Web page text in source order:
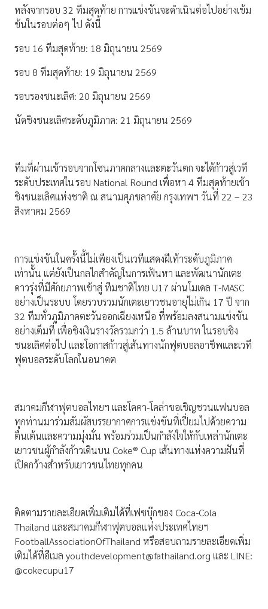
หลังจากรอบ 32 ทีมสุดท้าย การแข่งขันจะดำเนินต่อไปอย่างเข้ม
ข้นในรอบต่อๆ ไป ดังนี้
รอบ 16 ทีมสุดท้าย: 18 มิถุนายน 2569
รอบ 8 ทีมสุดท้าย: 19 มิถุนายน 2569
รอบรองชนะเลิศ: 20 มิถุนายน 2569
นัดชิงชนะเลิศระดับภูมิภาค: 21 มิถุนายน 2569
ทีมที่ผ่านเข้ารอบจากโซนภาคกลางและตะวันตก จะได้ก้าวสู่เวที
ระดับประเทศใน รอบ National Round เพื่อหา 4 ทีมสุดท้ายเข้า
ชิงชนะเลิศแห่งชาติ ณ สนามศุภชลาศัย กรุงเทพฯ วันที่ 22 – 23
สิงหาคม 2569
การแข่งขันในครั้งนี้ไม่เพียงเป็นเวทีแสดงฝีเท้าระดับภูมิภาค
เท่านั้น แต่ยังเป็นกลไกสำคัญในการเฟ้นหา และพัฒนานักเตะ
ดาวรุ่งที่มีศักยภาพเข้าสู่ ทีมชาติไทย U17 ผ่านโมเดล T-MASC
อย่างเป็นระบบ โดยรวบรวมนักเตะเยาวชนอายุไม่เกิน 17 ปี จาก
32 ทีมทั่วภูมิภาคตะวันออกเฉียงเหนือ ที่พร้อมลงสนามแข่งขัน
อย่างเต็มที่ เพื่อชิงเงินรางวัลรวมกว่า 1.5 ล้านบาท ในรอบชิง
ชนะเลิศต่อไป และโอกาสก้าวสู่เส้นทางนักฟุตบอลอาชีพและเวที
ฟุตบอลระดับโลกในอนาคต
สมาคมกีฬาฟุตบอลไทยฯ และโคคา-โคล่าขอเชิญชวนแฟนบอล
ทุกท่านมาร่วมสัมผัสบรรยากาศการแข่งขันที่เปี่ยมไปด้วยความ
ตื่นเต้นและความมุ่งมั่น พร้อมร่วมเป็นกำลังใจให้กับเหล่านักเตะ
เยาวชนผู้กำลังก้าวเดินบน Coke® Cup เส้นทางแห่งความฝันที่
เปิดกว้างสำหรับเยาวชนไทยทุกคน
ติดตามรายละเอียดเพิ่มเติมได้ที่เฟซบุ๊กของ Coca-Cola
Thailand และสมาคมกีฬาฟุตบอลแห่งประเทศไทยฯ
FootballAssociationOfThailand หรือสอบถามรายละเอียดเพิ่ม
เติมได้ที่อีเมล youthdevelopment@fathailand.org และ LINE:
@cokecupu17